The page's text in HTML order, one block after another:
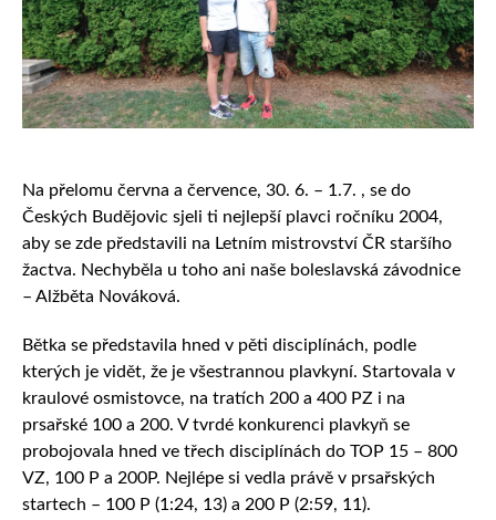
Na přelomu června a července, 30. 6. – 1.7. , se do
Českých Budějovic sjeli ti nejlepší plavci ročníku 2004,
aby se zde představili na Letním mistrovství ČR staršího
žactva. Nechyběla u toho ani naše boleslavská závodnice
– Alžběta Nováková.
Bětka se představila hned v pěti disciplínách, podle
kterých je vidět, že je všestrannou plavkyní. Startovala v
kraulové osmistovce, na tratích 200 a 400 PZ i na
prsařské 100 a 200. V tvrdé konkurenci plavkyň se
probojovala hned ve třech disciplínách do TOP 15 – 800
VZ, 100 P a 200P. Nejlépe si vedla právě v prsařských
startech – 100 P (1:24, 13) a 200 P (2:59, 11).